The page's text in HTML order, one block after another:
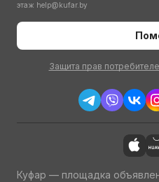
этаж help@kufar.by
Защита прав
Куфар — площадка